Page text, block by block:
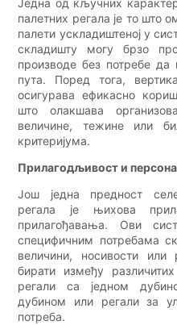
Једна од кључних
палетних регала је то што
палети ускладиштеној у
складишту могу брзо
производе без потребе
пута. Поред тога,
осигурава ефикасно
што олакшава
величине, тежине или
критеријума.
Прилагодљивост и
Још једна предност
регала је њихова
прилагођавања. Ови
специфичним потребама
величини, носивости
бирати између
регали са једном
дубином или регали за
потреба.